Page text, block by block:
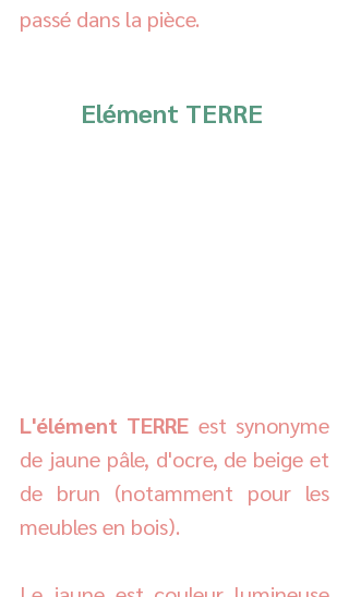
passé dans la pièce.
Elément TERRE
L'élément TERRE est synonyme
de jaune pâle, d'ocre, de beige et
de brun (notamment pour les
meubles en bois).